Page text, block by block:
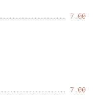
7.00
7.00